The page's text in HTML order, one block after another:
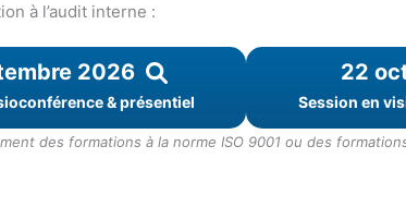
à l’audit interne :
2026
& présentiel
22
Session en
des formations à la norme ISO 9001 ou des